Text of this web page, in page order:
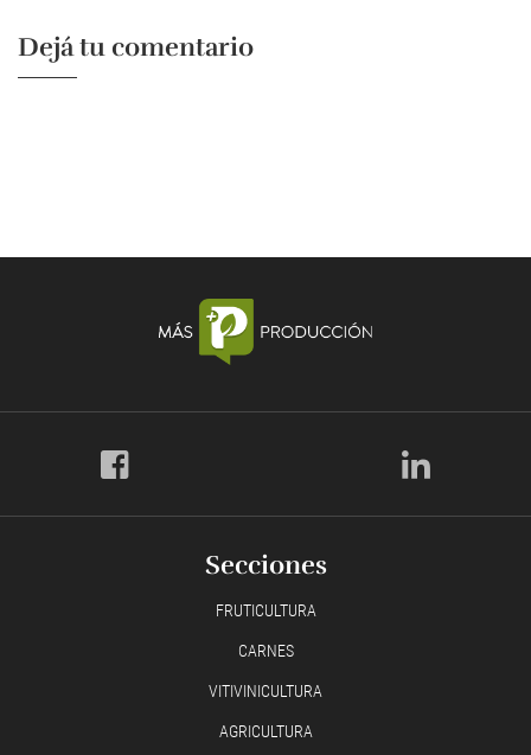
Dejá tu comentario
Secciones
FRUTICULTURA
CARNES
VITIVINICULTURA
AGRICULTURA